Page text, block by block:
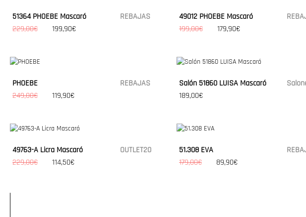
51364 PHOEBE Mascaró
229,00€
199,90€
REBAJAS
49012 PHOEBE Mascaró
199,00€
179,90€
PHOEBE
249,00€
119,90€
REBAJAS
Salón 51860 LUISA Mascaró
189,00€
49763-A Licra Mascaró
229,00€
114,50€
OUTLET20
51.308 EVA
179,00€
89,90€